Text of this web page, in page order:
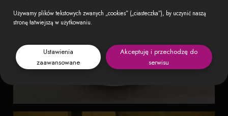
Używamy plików tekstowych zwanych „cookies” („ciasteczka”), by uczynić naszą
stronę łatwiejszą w użytkowaniu.
Ustawienia
zaawansowane
Akceptuję i przechodzę do
serwisu